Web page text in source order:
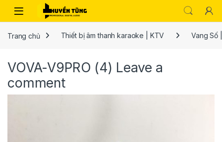
Trang chủ Thiết bị âm thanh karaoke | KTV Vang Số
VOVA-V9PRO (4) Leave a
comment